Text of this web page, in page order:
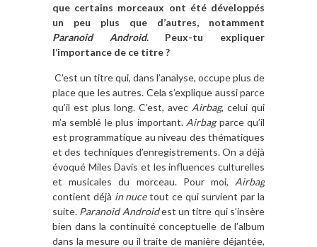
que certains morceaux ont été développés
un peu plus que d’autres, notamment
Paranoid Android. Peux-tu expliquer
l’importance de ce titre ?
C’est un titre qui, dans l’analyse, occupe plus de
place que les autres. Cela s’explique aussi parce
qu’il est plus long. C’est, avec Airbag, celui qui
m’a semblé le plus important.Airbagparce qu’il
est programmatique au niveau des thématiques
et des techniques d’enregistrements. On a déjà
évoqué Miles Davis et les influences culturelles
et musicales du morceau. Pour moi, Airbag
contient déjà in nucetout ce qui survient par la
suite. Paranoid Androidest un titre qui s’insère
bien dans la continuité conceptuelle de l’album
dans la mesure ou il traite de manière déjantée,